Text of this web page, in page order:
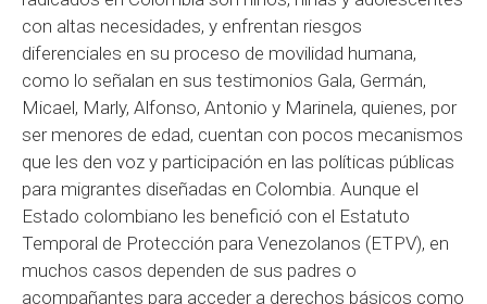
con altas necesidades, y enfrentan riesgos
diferenciales en su proceso de movilidad humana,
como lo señalan en sus testimonios Gala, Germán,
Micael, Marly, Alfonso, Antonio y Marinela, quienes, por
ser menores de edad, cuentan con pocos mecanismos
que les den voz y participación en las políticas públicas
para migrantes diseñadas en Colombia. Aunque el
Estado colombiano les benefició con el Estatuto
Temporal de Protección para Venezolanos (ETPV), en
muchos casos dependen de sus padres o
acompañantes para acceder a derechos básicos como